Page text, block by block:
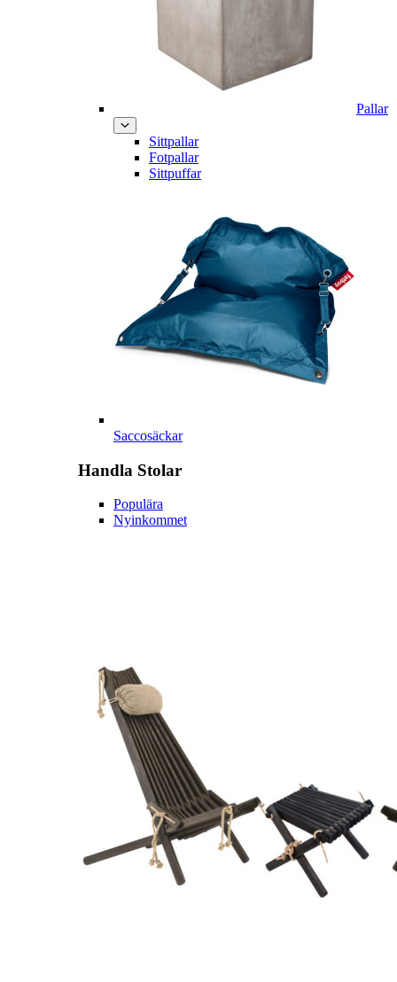
Pallar
Sittpallar
Fotpallar
Sittpuffar
Saccosäckar
Handla Stolar
Populära
Nyinkommet